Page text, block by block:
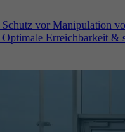
Schutz vor Manipulation
Optimale Erreichbarkeit &